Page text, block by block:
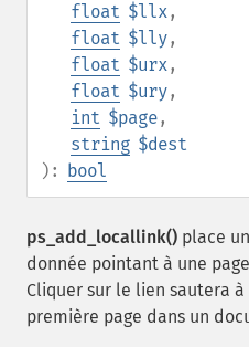
float $llx,
float $lly,
float $urx,
float $ury,
int $page,
string $dest
): bool
ps_add_locallink() place
donnée pointant à une
Cliquer sur le lien sautera
première page dans un